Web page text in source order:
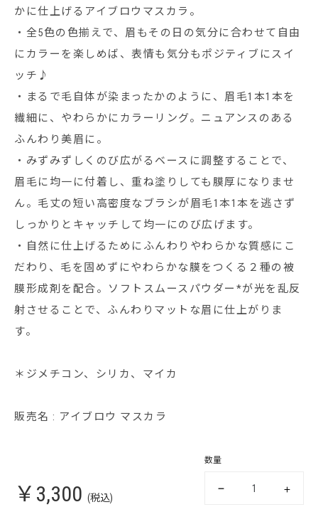
かに仕上げるアイブロウマスカラ。
・全5色の色揃えで、眉もその日の気分に合わせて自由
にカラーを楽しめば、表情も気分もポジティブにスイ
ッチ♪
・まるで毛自体が染まったかのように、眉毛1本1本を
繊細に、やわらかにカラーリング。ニュアンスのある
ふんわり美眉に。
・みずみずしくのび広がるベースに調整することで、
眉毛に均一に付着し、重ね塗りしても膜厚になりませ
ん。毛丈の短い高密度なブラシが眉毛1本1本を逃さず
しっかりとキャッチして均一にのび広げます。
・自然に仕上げるためにふんわりやわらかな質感にこ
だわり、毛を固めずにやわらかな膜をつくる２種の被
膜形成剤を配合。ソフトスムースパウダー*が光を乱反
射させることで、ふんわりマットな眉に仕上がりま
す。
＊ジメチコン、シリカ、マイカ
販売名 : アイブロウ マスカラ
￥3,300 (税込)
数量